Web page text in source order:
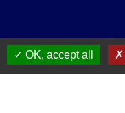
mobile Localiti
OK, accept all